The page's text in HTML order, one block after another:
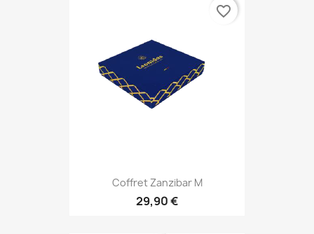
Coffret Zanzibar M
29,90 €
favorite_border